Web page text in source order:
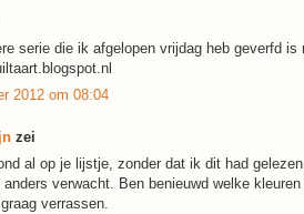
serie die ik afgelopen vrijdag heb geverfd
2012 om 08:04
zei
al op je lijstje, zonder dat ik dit had
verwacht. Ben benieuwd welke
verrassen.